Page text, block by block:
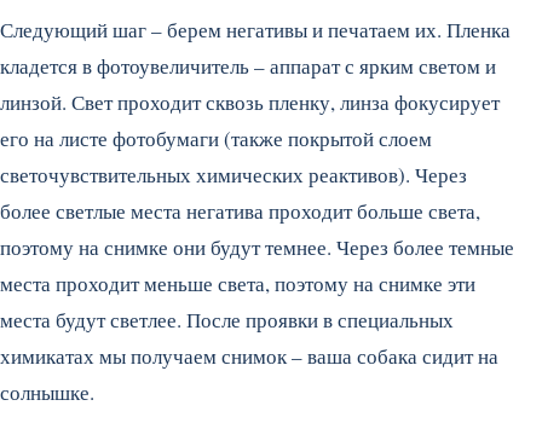
Следующий шаг – берем негативы и печатаем их. Пленка
кладется в фотоувеличитель – аппарат с ярким светом и
линзой. Свет проходит сквозь пленку, линза фокусирует
его на листе фотобумаги (также покрытой слоем
светочувствительных химических реактивов). Через
более светлые места негатива проходит больше света,
поэтому на снимке они будут темнее. Через более темные
места проходит меньше света, поэтому на снимке эти
места будут светлее. После проявки в специальных
химикатах мы получаем снимок – ваша собака сидит на
солнышке.